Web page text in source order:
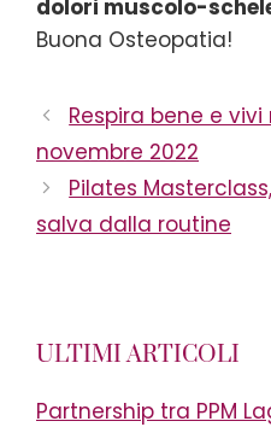
dolori muscolo-
Buona Osteopatia!
Respira bene e
novembre 2022
Pilates
salva dalla routine
ULTIMI ARTICOLI
Partnership tra PPM